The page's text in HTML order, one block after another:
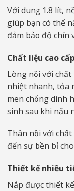
Với dung 1.8 lít,
giúp bạn có thể
đảm bảo độ chín
Chất liệu cao cấp
Lòng nồi với chất
nhiệt nhanh, tỏa
men chống dính
sinh sau khi nấu
Thân nồi với
đến sự bền bỉ
Thiết kế nhiều
Nắp được thiết